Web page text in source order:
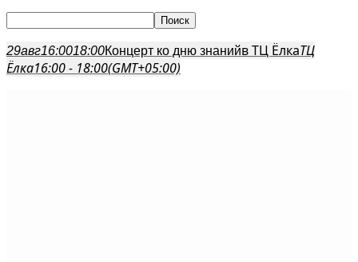
29авг16:0018:00Концерт ко дню знанийв ТЦ ЁлкаТЦ
Ёлка16:00 - 18:00(GMT+05:00)